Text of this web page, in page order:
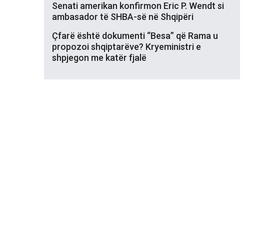
Senati amerikan konfirmon Eric P. Wendt si
ambasador të SHBA-së në Shqipëri
Çfarë është dokumenti “Besa” që Rama u
propozoi shqiptarëve? Kryeministri e
shpjegon me katër fjalë